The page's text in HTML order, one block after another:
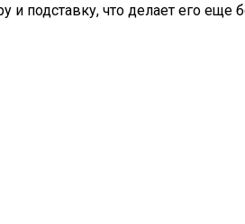
подставку, что делает его